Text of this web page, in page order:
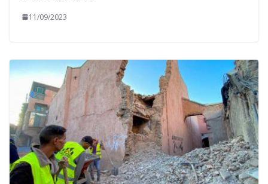
11/09/2023